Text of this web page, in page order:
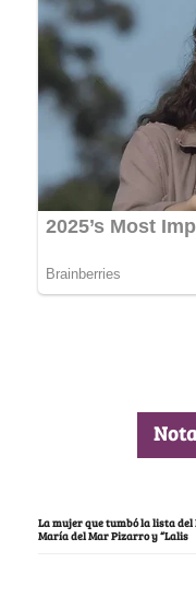
La mujer que tumbó la lista del
María del Mar Pizarro y “Lalis